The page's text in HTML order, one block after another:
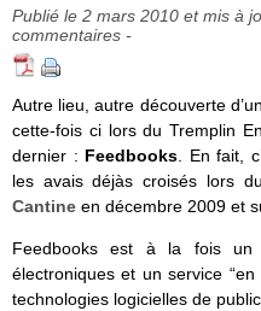
Publié le 2 mars 2010 et mis à
commentaires -
Autre lieu, autre découverte
cette-fois ci lors du Tremplin
dernier : Feedbooks . En fait,
les avais déjàs croisés lors
Cantine en décembre 2009 et
Feedbooks est à la fois
électroniques et un service
technologies logicielles de